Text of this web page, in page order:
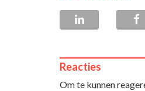
Reacties
Om te kunnen